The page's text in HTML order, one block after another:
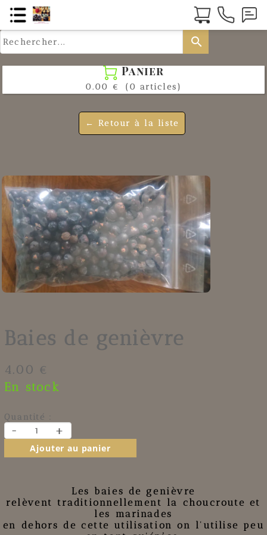
search
 Panier
0.00 € (0 articles)
← Retour à la liste
Baies de genièvre
4.00 €
En stock
Quantité :
- +
Ajouter au panier
Les baies de genièvre
relèvent traditionnellement la choucroute et
les marinades
en dehors de cette utilisation on l'utilise peu